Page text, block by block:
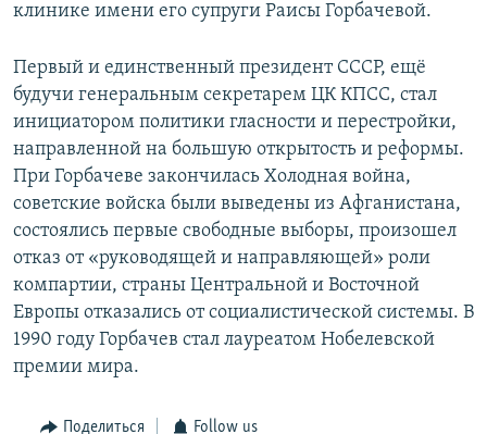
клинике имени его супруги Раисы Горбачевой.
Первый и единственный президент СССР, ещё
будучи генеральным секретарем ЦК КПСС, стал
инициатором политики гласности и перестройки,
направленной на большую открытость и реформы.
При Горбачеве закончилась Холодная война,
советские войска были выведены из Афганистана,
состоялись первые свободные выборы, произошел
отказ от «руководящей и направляющей» роли
компартии, страны Центральной и Восточной
Европы отказались от социалистической системы. В
1990 году Горбачев стал лауреатом Нобелевской
премии мира.
Поделиться Follow us